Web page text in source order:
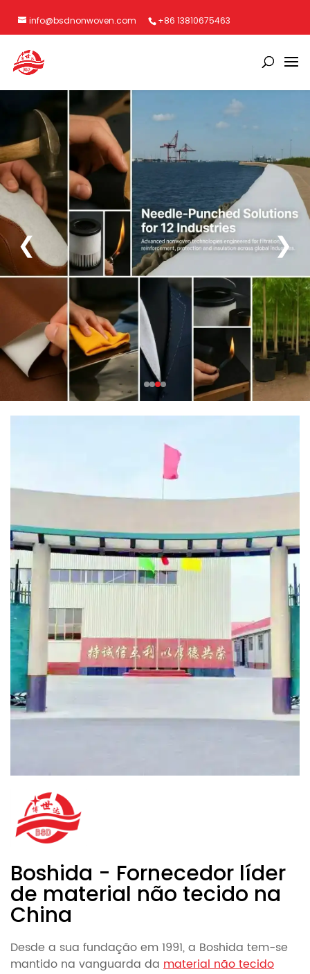
info@bsdnonwoven.com +86 13810675463
❮ ❯
Boshida - Fornecedor líder
de material não tecido na
China
Desde a sua fundação em 1991, a Boshida tem-se
mantido na vanguarda da material não tecido